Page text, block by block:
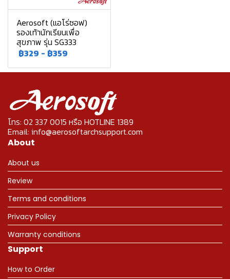
Aerosoft (แอโร่ซอฟ)
รองเท้านักเรียนเพื่อ
สุขภาพ รุ่น SG333
฿329 - ฿359
โทร: 02 337 0015 หรือ HOTLINE 1389
Email: info@aerosoftarchsupport.com
About
About us
Review
Terms and conditions
Privacy Policy
Warranty conditions
Support
How to Order